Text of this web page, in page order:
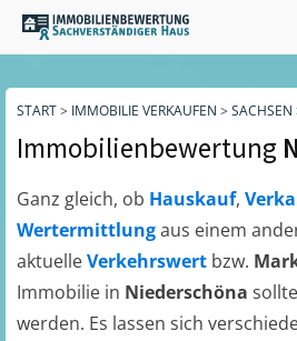
START> IMMOBILIE VERKAUFEN > SACHSEN
Immobilienbewertung
Ganz gleich, ob Hauskauf,
Wertermittlungaus einem
aktuelleVerkehrswert bzw.
Immobilie in Niederschöna
werden. Es lassen sich